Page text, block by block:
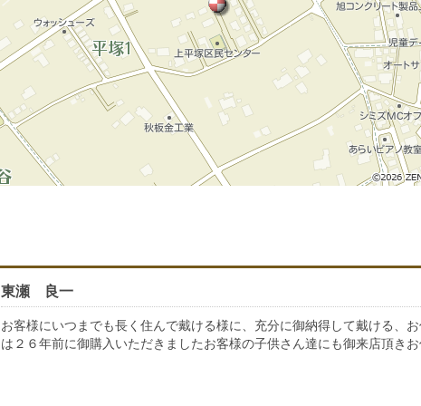
東瀬 良一
お客様にいつまでも長く住んで戴ける様に、充分に御納得して戴ける、
は２６年前に御購入いただきましたお客様の子供さん達にも御来店頂き